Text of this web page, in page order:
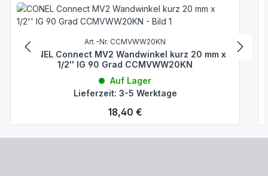
Art.-Nr. CCMVWW20KN
CONEL Connect MV2 Wandwinkel kurz 20 mm x
1/2'' IG 90 Grad CCMVWW20KN
Auf Lager
Lieferzeit: 3-5 Werktage
Regulärer Preis:
18,40 €